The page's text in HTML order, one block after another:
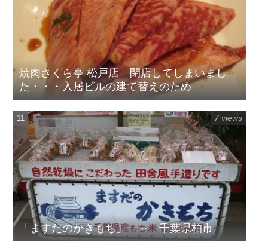
焼肉さくら亭 松戸店 閉店してしまいまし
た・・・入居ビルの建て替えのため
「ますだのかきもち」 ～ 千葉県柏市
7 views